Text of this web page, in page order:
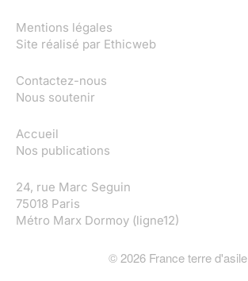
Mentions légales
Site réalisé par Ethicweb
Contactez-nous
Nous soutenir
Accueil
Nos publications
24, rue Marc Seguin
75018 Paris
Métro Marx Dormoy (ligne12)
© 2026France terre d'asile